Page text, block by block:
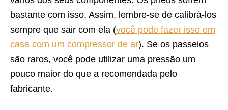
bastante com isso. Assim, lembre-se de calibrá-los
sempre que sair com ela (você pode fazer isso em
casa com um compressor de ar). Se os passeios
são raros, você pode utilizar uma pressão um
pouco maior do que a recomendada pelo
fabricante.